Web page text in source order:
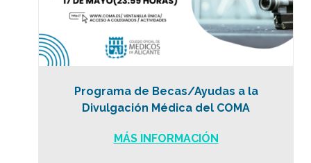
Programa de Becas/Ayudas a la
Divulgación Médica del COMA
MÁS INFORMACIÓN